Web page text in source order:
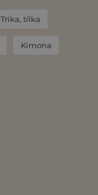
Trika, tílka
Kimona